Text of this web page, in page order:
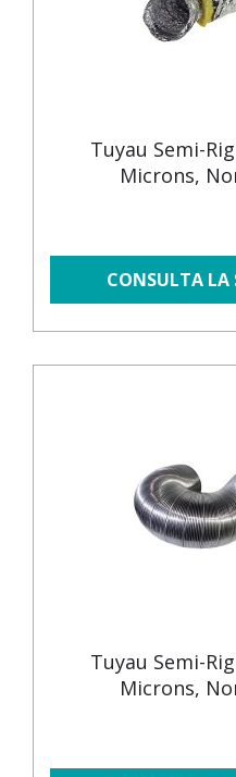
Tuyau Semi-
Microns,
CONSULTA LA
Tuyau Semi-
Microns,